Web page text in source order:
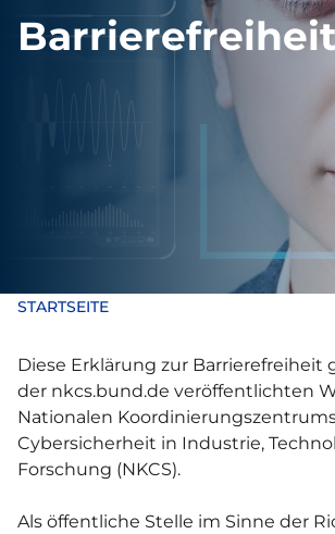
STARTSEITE
Diese Erklärung zur Barrierefreiheit
der nkcs.bund.de veröffentlichten
Nationalen
Cybersicherheit in Industrie,
Forschung (NKCS).
Als öffentliche Stelle im Sinne der